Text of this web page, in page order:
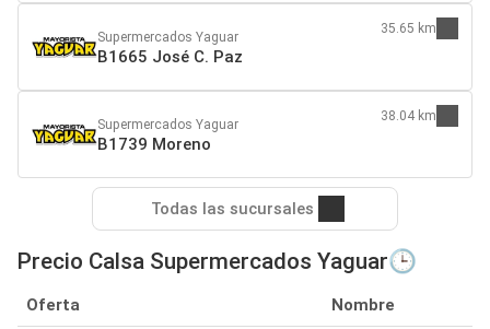
Supermercados Yaguar
B1665 José C. Paz
35.65 km
Supermercados Yaguar
B1739 Moreno
38.04 km
Todas las sucursales
Precio Calsa Supermercados Yaguar🕒
Oferta Nombre